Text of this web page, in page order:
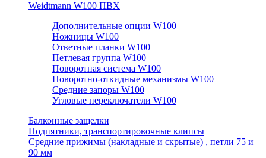
Weidtmann W100 ПВХ
Дополнительные опции W100
Ножницы W100
Ответные планки W100
Петлевая группа W100
Поворотная система W100
Поворотно-откидные механизмы W100
Средние запоры W100
Угловые переключатели W100
Балконные защелки
Подпятники, транспортировочные клипсы
Средние прижимы (накладные и скрытые) , петли 75 и
90 мм